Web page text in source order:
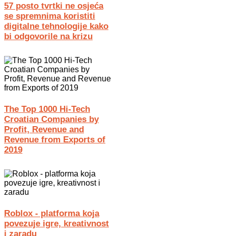
57 posto tvrtki ne osjeća
se spremnima koristiti
digitalne tehnologije kako
bi odgovorile na krizu
The Top 1000 Hi-Tech
Croatian Companies by
Profit, Revenue and
Revenue from Exports of
2019
Roblox - platforma koja
povezuje igre, kreativnost
i zaradu